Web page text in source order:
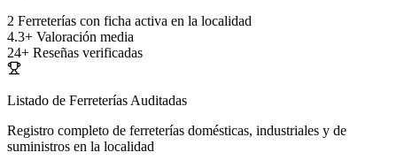
2 Ferreterías con ficha activa en la localidad
4.3+ Valoración media
24+ Reseñas verificadas
Listado de Ferreterías Auditadas
Registro completo de ferreterías domésticas, industriales y de
suministros en la localidad